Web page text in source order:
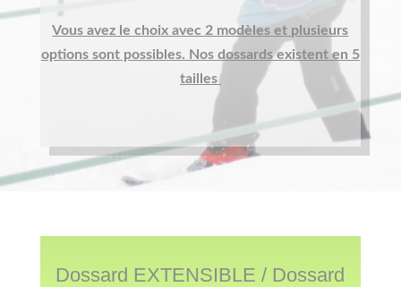
Vous avez le choix avec 2 modèles et plusieurs
options sont possibles. Nos dossards existent en 5
tailles
Dossard EXTENSIBLE / Dossard